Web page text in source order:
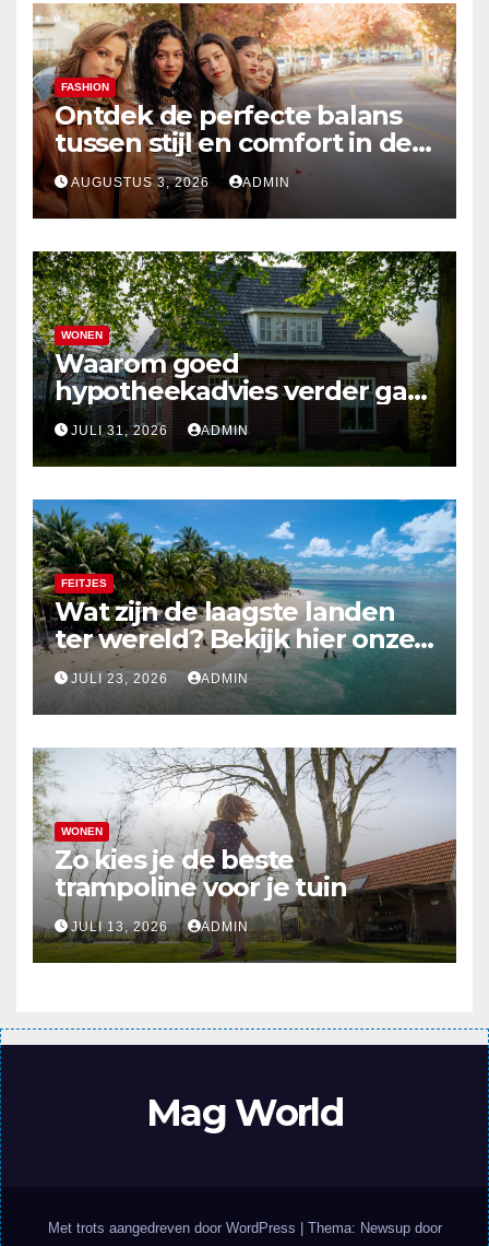
FASHION
Ontdek de perfecte balans
tussen stijl en comfort in de
nieuwste damesmode
AUGUSTUS 3, 2026 ADMIN
WONEN
Waarom goed
hypotheekadvies verder gaat
dan alleen cijfers
JULI 31, 2026 ADMIN
FEITJES
Wat zijn de laagste landen
ter wereld? Bekijk hier onze
top 10
JULI 23, 2026 ADMIN
WONEN
Zo kies je de beste
trampoline voor je tuin
JULI 13, 2026 ADMIN
Mag World
Met trots aangedreven door WordPress | Thema: Newsup door